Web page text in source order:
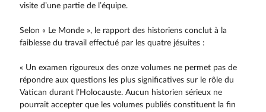
visite d’une partie de l’équipe.
Selon « Le Monde », le rapport des historiens conclut à la
faiblesse du travail effectué par les quatre jésuites :
« Un examen rigoureux des onze volumes ne permet pas de
répondre aux questions les plus signifi­catives sur le rôle du
Vatican durant l’Holocauste. Aucun historien sérieux ne
pourrait accepter que les volumes publiés constituent la fin